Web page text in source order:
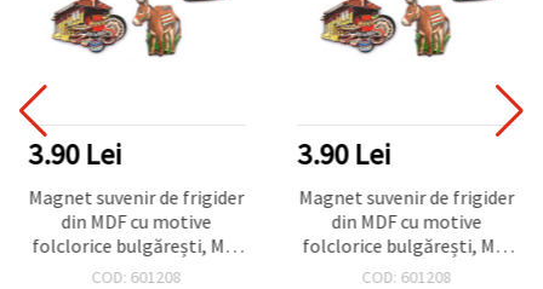
3.90 Lei
Magnet suvenir de frigider
din MDF cu motive
folclorice bulgărești, MIX
/ 55~70 x 45~80 mm
COD: 601208
3.90 Lei
Magnet suvenir de frigider
din MDF cu motive
folclorice bulgărești, MIX
/ 55~70 x 45~80 mm
COD: 601208